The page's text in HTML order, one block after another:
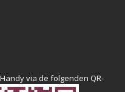
via de folgenden QR-